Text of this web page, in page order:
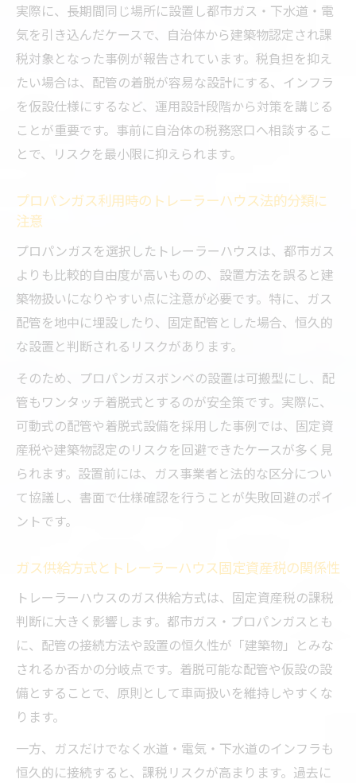
ガス方式次第で変わるトレーラーハウス運営
ガス方式別トレーラーハウス運営の違いと
注意点
トレーラーハウスのガス設備選択で変わる
日常運用
ガスボンベ交換が必要なトレーラーハウス
店舗やオフィスでのトレーラーハウスガス
方式運用比較
プロパンガス運用の本当のコストと負担
トレーラーハウスでプロパンガス運用時の
費用内訳
プロパンガス選択時のトレーラーハウスコ
スト比較
トレーラーハウスでのプロパンガス契約形
態の注意点
無償貸与契約がもたらすトレーラーハウス
のガス代負担
水道・電気とのバランスで考えるガス選択
トレーラーハウスでガス水道電気のバラン
スを最適化
ライフライン全体で考えるトレーラーハウ
スのガス選択
電気引き込みとトレーラーハウスガス設備
実際に、長期間同じ場所に設置し都市ガス・下水道・電
気を引き込んだケースで、自治体から建築物認定され課
税対象となった事例が報告されています。税負担を抑え
たい場合は、配管の着脱が容易な設計にする、インフラ
を仮設仕様にするなど、運用設計段階から対策を講じる
ことが重要です。事前に自治体の税務窓口へ相談するこ
とで、リスクを最小限に抑えられます。
プロパンガス利用時のトレーラーハウス法的分類に
注意
プロパンガスを選択したトレーラーハウスは、都市ガス
よりも比較的自由度が高いものの、設置方法を誤ると建
築物扱いになりやすい点に注意が必要です。特に、ガス
配管を地中に埋設したり、固定配管とした場合、恒久的
な設置と判断されるリスクがあります。
そのため、プロパンガスボンベの設置は可搬型にし、配
管もワンタッチ着脱式とするのが安全策です。実際に、
可動式の配管や着脱式設備を採用した事例では、固定資
産税や建築物認定のリスクを回避できたケースが多く見
られます。設置前には、ガス事業者と法的な区分につい
て協議し、書面で仕様確認を行うことが失敗回避のポイ
ントです。
ガス供給方式とトレーラーハウス固定資産税の関係性
トレーラーハウスのガス供給方式は、固定資産税の課税
判断に大きく影響します。都市ガス・プロパンガスとも
に、配管の接続方法や設置の恒久性が「建築物」とみな
されるか否かの分岐点です。着脱可能な配管や仮設の設
備とすることで、原則として車両扱いを維持しやすくな
ります。
一方、ガスだけでなく水道・電気・下水道のインフラも
恒久的に接続すると、課税リスクが高まります。過去に